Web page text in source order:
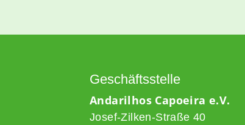
Geschäftsstelle
Andarilhos Capoeira e.V.
Josef-Zilken-Straße 40